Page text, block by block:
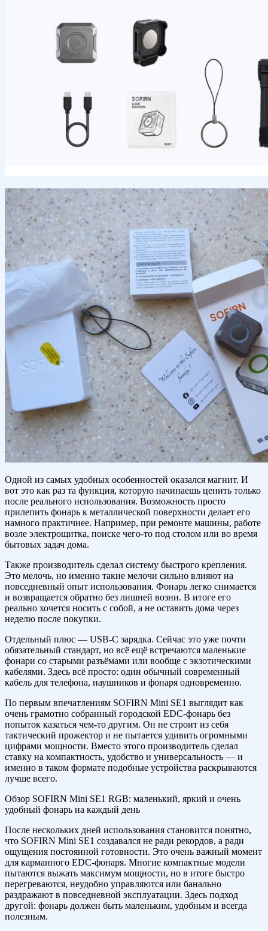
Одной из самых удобных особенностей оказался магнит. И
вот это как раз та функция, которую начинаешь ценить только
после реального использования. Возможность просто
прилепить фонарь к металлической поверхности делает его
намного практичнее. Например, при ремонте машины, работе
возле электрощитка, поиске чего-то под столом или во время
бытовых задач дома.
Также производитель сделал систему быстрого крепления.
Это мелочь, но именно такие мелочи сильно влияют на
повседневный опыт использования. Фонарь легко снимается
и возвращается обратно без лишней возни. В итоге его
реально хочется носить с собой, а не оставить дома через
неделю после покупки.
Отдельный плюс — USB-C зарядка. Сейчас это уже почти
обязательный стандарт, но всё ещё встречаются маленькие
фонари со старыми разъёмами или вообще с экзотическими
кабелями. Здесь всё просто: один обычный современный
кабель для телефона, наушников и фонаря одновременно.
По первым впечатлениям SOFIRN Mini SE1 выглядит как
очень грамотно собранный городской EDC-фонарь без
попыток казаться чем-то другим. Он не строит из себя
тактический прожектор и не пытается удивить огромными
цифрами мощности. Вместо этого производитель сделал
ставку на компактность, удобство и универсальность — и
именно в таком формате подобные устройства раскрываются
лучше всего.
Обзор SOFIRN Mini SE1 RGB: маленький, яркий и очень
удобный фонарь на каждый день
После нескольких дней использования становится понятно,
что SOFIRN Mini SE1 создавался не ради рекордов, а ради
ощущения постоянной готовности. Это очень важный момент
для карманного EDC-фонаря. Многие компактные модели
пытаются выжать максимум мощности, но в итоге быстро
перегреваются, неудобно управляются или банально
раздражают в повседневной эксплуатации. Здесь подход
другой: фонарь должен быть маленьким, удобным и всегда
полезным.